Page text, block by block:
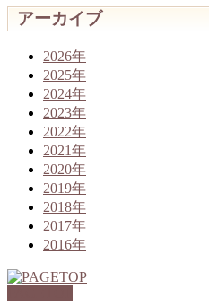
アーカイブ
2026年
2025年
2024年
2023年
2022年
2021年
2020年
2019年
2018年
2017年
2016年